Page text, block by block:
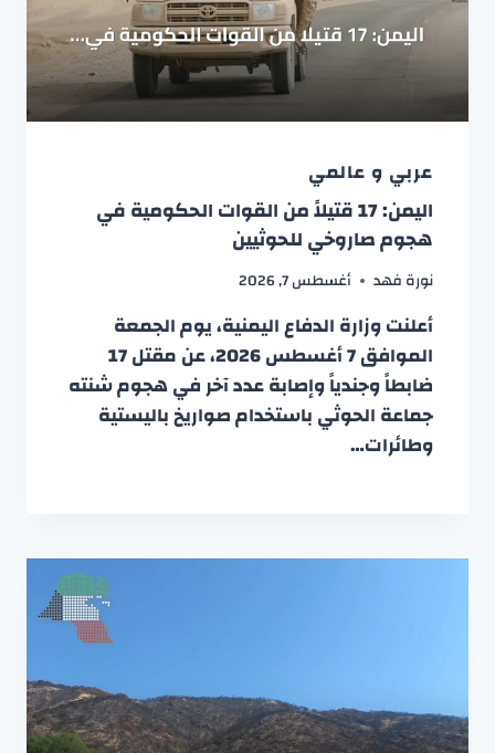
عربي و عالمي
اليمن: 17 قتيلاً من القوات الحكومية في
هجوم صاروخي للحوثيين
نورة فهد أغسطس 7, 2026
أعلنت وزارة الدفاع اليمنية، يوم الجمعة
الموافق 7 أغسطس 2026، عن مقتل 17
ضابطاً وجندياً وإصابة عدد آخر في هجوم شنته
جماعة الحوثي باستخدام صواريخ باليستية
وطائرات…